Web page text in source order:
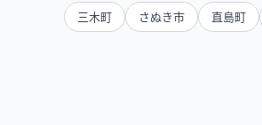
三木町 さぬき市 直島町